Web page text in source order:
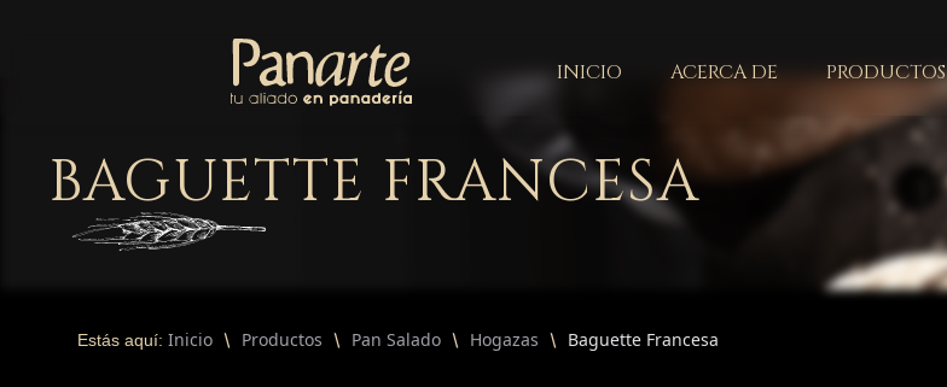
INICIO ACERCA DE PRODUCTOS
BAGUETTE FRANCESA
Estás aquí: Inicio Productos Pan Salado Hogazas Baguette Francesa